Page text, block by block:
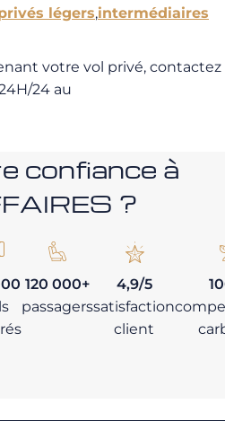
légers,intermédiaires
votre vol privé, contactez
24 au
confiance à
?
120 000+
passagers
4,9/5
satisfaction
client